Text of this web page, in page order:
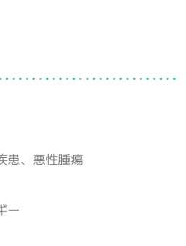
患、悪性腫瘍
ー